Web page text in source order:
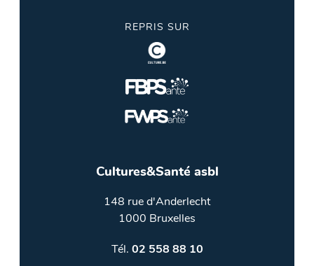
REPRIS SUR
Cultures&Santé asbl
148 rue d'Anderlecht
1000 Bruxelles
Tél. 02 558 88 10